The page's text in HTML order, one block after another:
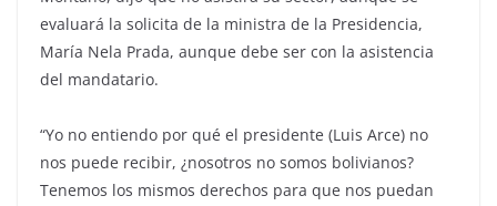
evaluará la solicita de la ministra de la Presidencia,
María Nela Prada, aunque debe ser con la asistencia
del mandatario.
“Yo no entiendo por qué el presidente (Luis Arce) no
nos puede recibir, ¿nosotros no somos bolivianos?
Tenemos los mismos derechos para que nos puedan